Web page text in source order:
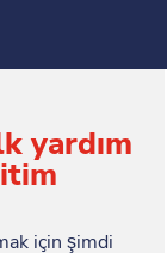
yardım
için şimdi